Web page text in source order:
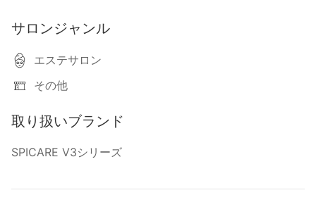
サロンジャンル
エステサロン
その他
取り扱いブランド
SPICARE V3シリーズ